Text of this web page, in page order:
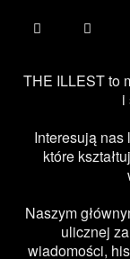
THE ILLEST to
i
Interesują nas
które
Naszym
ulicznej
wiadomości,